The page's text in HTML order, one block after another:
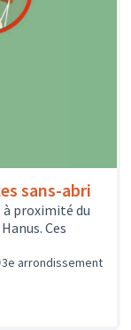
sans-abri
proximité du
Ces
3e arrondissement